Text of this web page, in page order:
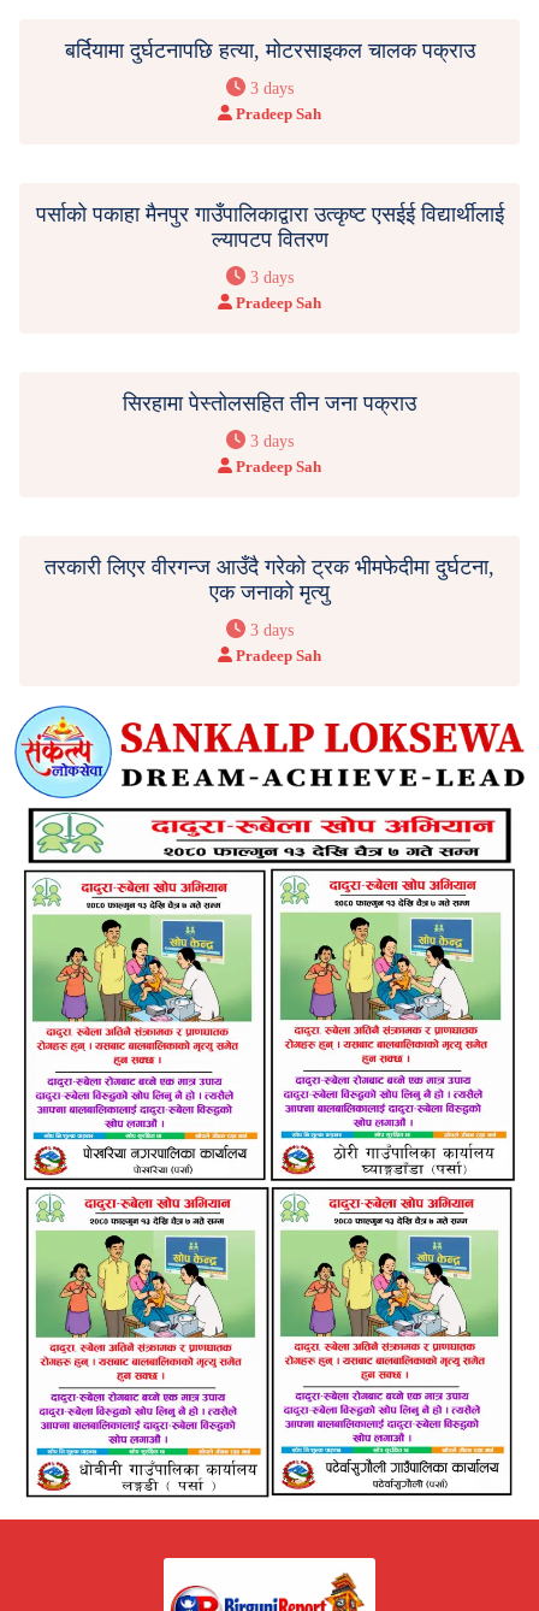
बर्दियामा दुर्घटनापछि हत्या, मोटरसाइकल चालक पक्राउ
3 days
Pradeep Sah
पर्साको पकाहा मैनपुर गाउँपालिकाद्वारा उत्कृष्ट एसईई विद्यार्थीलाई
ल्यापटप वितरण
3 days
Pradeep Sah
सिरहामा पेस्तोलसहित तीन जना पक्राउ
3 days
Pradeep Sah
तरकारी लिएर वीरगन्ज आउँदै गरेको ट्रक भीमफेदीमा दुर्घटना,
एक जनाको मृत्यु
3 days
Pradeep Sah